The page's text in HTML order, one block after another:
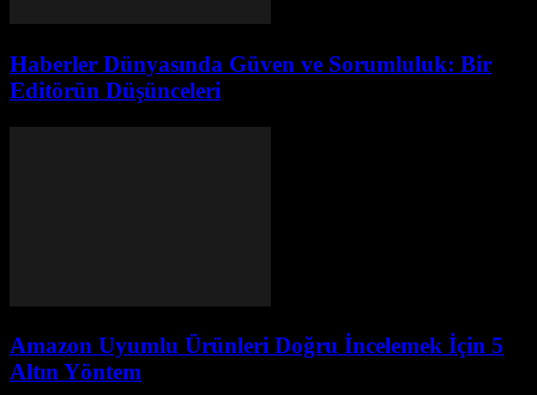
Haberler Dünyasında Güven ve Sorumluluk: Bir
Editörün Düşünceleri
Amazon Uyumlu Ürünleri Doğru İncelemek İçin 5
Altın Yöntem